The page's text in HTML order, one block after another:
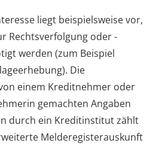
liegt beispielsweise vor,
Rechtsverfolgung oder -
werden (zum Beispiel
Die
einem Kreditnehmer oder
gemachten Angaben
durch ein Kreditinstitut zählt
Melderegisterauskunft